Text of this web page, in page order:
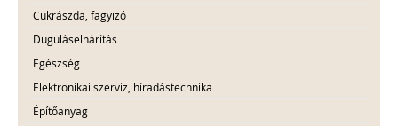
Cukrászda, fagyizó
Duguláselhárítás
Egészség
Elektronikai szerviz, híradástechnika
Építőanyag